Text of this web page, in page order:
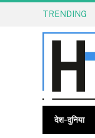
TRENDING
देश-दुनिया